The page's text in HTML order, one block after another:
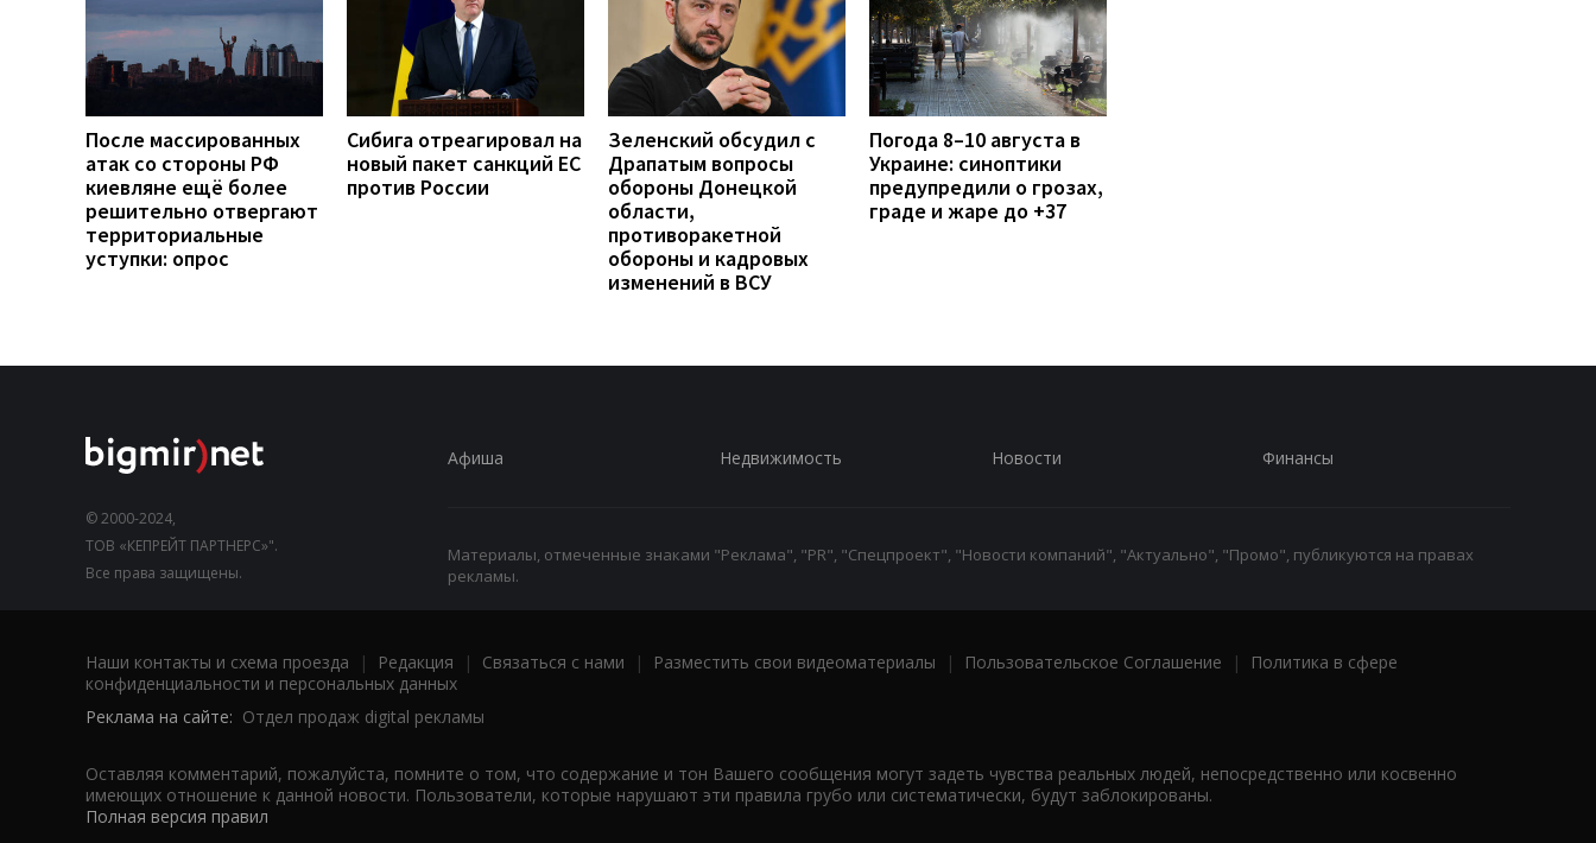
После массированных
атак со стороны РФ
киевляне ещё более
решительно отвергают
территориальные
уступки: опрос
Сибига отреагировал на
новый пакет санкций ЕС
против России
Зеленский обсудил с
Драпатым вопросы
обороны Донецкой
области,
противоракетной
обороны и кадровых
изменений в ВСУ
Погода 8–10 августа в
Украине: синоптики
предупредили о грозах,
граде и жаре до +37
© 2000-2024,
ТОВ «КЕПРЕЙТ ПАРТНЕРС»".
Все права защищены.
Афиша Недвижимость Новости Финансы
Материалы, отмеченные знаками "Реклама", "PR", "Спецпроект", "Новости компаний", "Актуально", "Промо", публикуются на правах
рекламы.
Наши контакты и схема проезда | Редакция | Связаться с нами | Разместить свои видеоматериалы | Пользовательское Соглашение |
Политика в сфере
конфиденциальности и персональных данных
Реклама на сайте: Отдел продаж digital рекламы
Оставляя комментарий, пожалуйста, помните о том, что содержание и тон Вашего сообщения могут задеть чувства реальных людей, непосредственно или косвенно
имеющих отношение к данной новости. Пользователи, которые нарушают эти правила грубо или систематически, будут заблокированы.
Полная версия правил